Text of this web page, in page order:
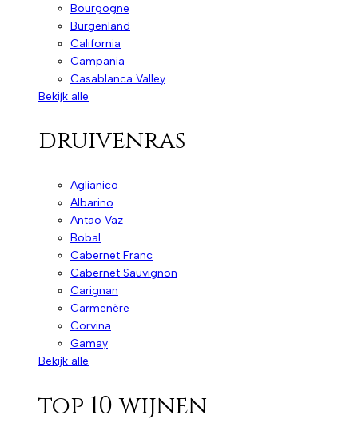
Bourgogne
Burgenland
California
Campania
Casablanca Valley
Bekijk alle
druivenras
Aglianico
Albarino
Antão Vaz
Bobal
Cabernet Franc
Cabernet Sauvignon
Carignan
Carmenère
Corvina
Gamay
Bekijk alle
top 10 wijnen